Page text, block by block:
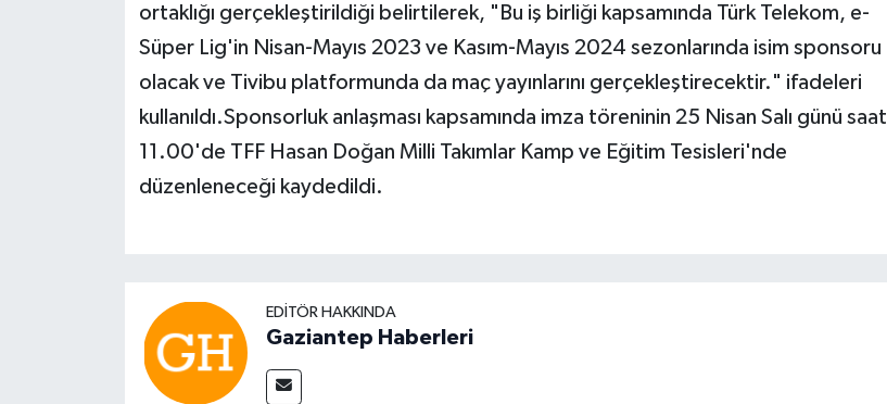
ortaklığı gerçekleştirildiği belirtilerek, "Bu iş birliği kapsamında Türk Telekom, e-
Süper Lig'in Nisan-Mayıs 2023 ve Kasım-Mayıs 2024 sezonlarında isim sponsoru
olacak ve Tivibu platformunda da maç yayınlarını gerçekleştirecektir." ifadeleri
kullanıldı.Sponsorluk anlaşması kapsamında imza töreninin 25 Nisan Salı günü saat
11.00'de TFF Hasan Doğan Milli Takımlar Kamp ve Eğitim Tesisleri'nde
düzenleneceği kaydedildi.
EDITÖR HAKKINDA
Gaziantep Haberleri